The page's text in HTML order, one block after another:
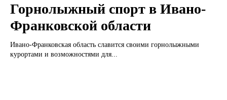
Горнолыжный спорт в Ивано-
Франковской области
Ивано-Франковская область славится своими горнолыжными
курортами и возможностями для...